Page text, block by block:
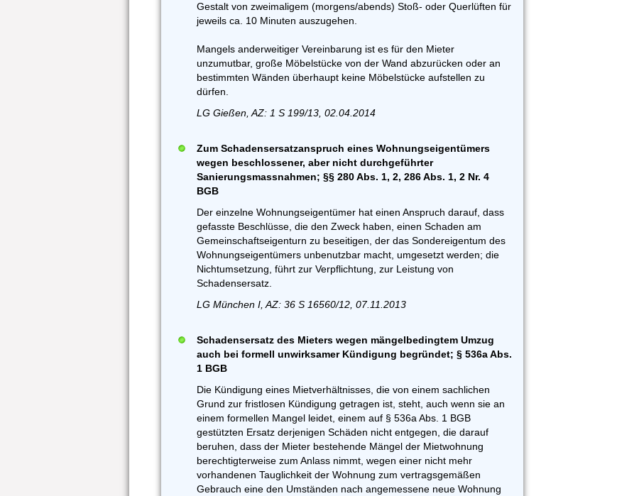
Gestalt von zweimaligem (morgens/abends) Stoß- oder Querlüften für
jeweils ca. 10 Minuten auszugehen.
Mangels anderweitiger Vereinbarung ist es für den Mieter
unzumutbar, große Möbelstücke von der Wand abzurücken oder an
bestimmten Wänden überhaupt keine Möbelstücke aufstellen zu
dürfen.
LG Gießen, AZ: 1 S 199/13, 02.04.2014
Zum Schadensersatzanspruch eines Wohnungseigentümers
wegen beschlossener, aber nicht durchgeführter
Sanierungsmassnahmen; §§ 280 Abs. 1, 2, 286 Abs. 1, 2 Nr. 4
BGB
Der einzelne Wohnungseigentümer hat einen Anspruch darauf, dass
gefasste Beschlüsse, die den Zweck haben, einen Schaden am
Gemeinschaftseigenturn zu beseitigen, der das Sondereigentum des
Wohnungseigentümers unbenutzbar macht, umgesetzt werden; die
Nichtumsetzung, führt zur Verpflichtung, zur Leistung von
Schadensersatz.
LG München I, AZ: 36 S 16560/12, 07.11.2013
Schadensersatz des Mieters wegen mängelbedingtem Umzug
auch bei formell unwirksamer Kündigung begründet; § 536a Abs.
1 BGB
Die Kündigung eines Mietverhältnisses, die von einem sachlichen
Grund zur fristlosen Kündigung getragen ist, steht, auch wenn sie an
einem formellen Mangel leidet, einem auf § 536a Abs. 1 BGB
gestützten Ersatz derjenigen Schäden nicht entgegen, die darauf
beruhen, dass der Mieter bestehende Mängel der Mietwohnung
berechtigterweise zum Anlass nimmt, wegen einer nicht mehr
vorhandenen Tauglichkeit der Wohnung zum vertragsgemäßen
Gebrauch eine den Umständen nach angemessene neue Wohnung